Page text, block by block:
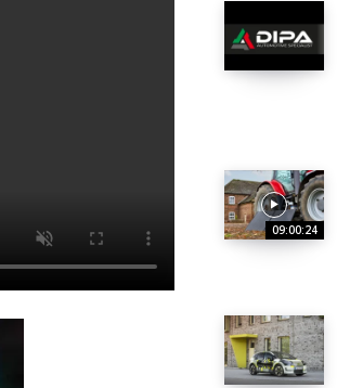
09:00:24